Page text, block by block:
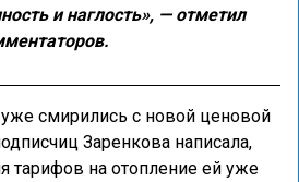
и наглость», — отметил
смирились с новой ценовой
Заренкова написала,
тарифов на отопление ей уже